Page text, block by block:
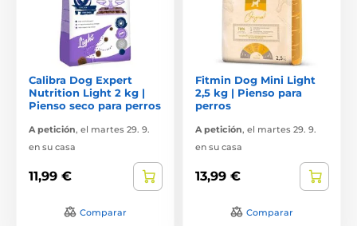
Calibra Dog Expert
Nutrition Light 2 kg |
Pienso seco para perros
A petición, el martes 29. 9.
en su casa
11,99 €
Comparar
Fitmin Dog Mini Light
2,5 kg | Pienso para
perros
A petición, el martes 29. 9.
en su casa
13,99 €
Comparar